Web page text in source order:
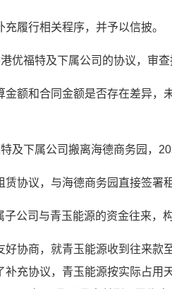
履行相关程序，并予以信披。
优福特及下属公司的协议，审
金额和合同金额是否存在差异，
及下属公司搬离海德商务园，
赁协议，与海德商务园直接签署
公司与青玉能源的资金往来，
好协商，就青玉能源收到往来款
补充协议，青玉能源按实际占用